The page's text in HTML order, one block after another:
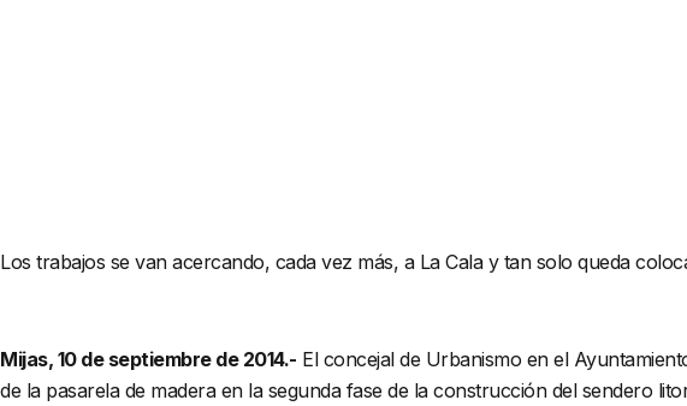
Los trabajos se van acercando, cada vez más, a La Cala y tan solo queda
Mijas, 10 de septiembre de 2014.- El concejal de Urbanismo en el
de la pasarela de madera en la segunda fase de la construcción del sendero